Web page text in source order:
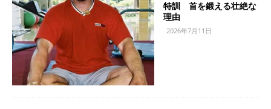
特訓 首を鍛える壮絶な
理由
2026年7月11日